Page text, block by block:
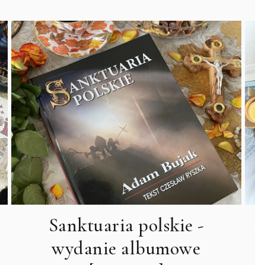
Sanktuaria polskie -
wydanie albumowe